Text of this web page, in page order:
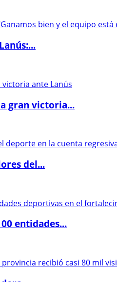
gran victoria...
del...
entidades...